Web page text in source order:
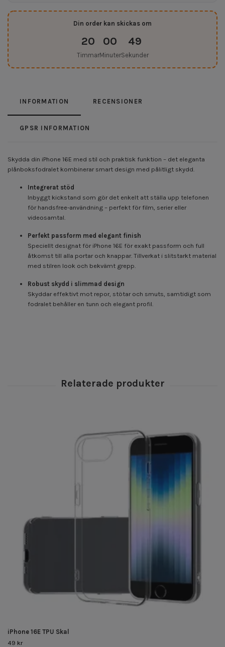
Din order kan skickas om
20
Timmar
00
Minuter
48
Sekunder
INFORMATION RECENSIONER
GPSR INFORMATION
Skydda din iPhone 16E med stil och praktisk funktion – det eleganta
plånboksfodralet kombinerar smart design med pålitligt skydd.
Integrerat stöd
Inbyggt kickstand som gör det enkelt att ställa upp telefonen
för handsfree-användning – perfekt för film, serier eller
videosamtal.
Perfekt passform med elegant finish
Speciellt designat för iPhone 16E för exakt passform och full
åtkomst till alla portar och knappar. Tillverkat i slitstarkt material
med stilren look och bekvämt grepp.
Robust skydd i slimmad design
Skyddar effektivt mot repor, stötar och smuts, samtidigt som
fodralet behåller en tunn och elegant profil.
iPhone 16E TPU Skal
49 kr